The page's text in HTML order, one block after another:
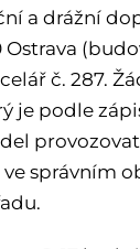
a drážní
Ostrava
č. 287.
je podle
správním